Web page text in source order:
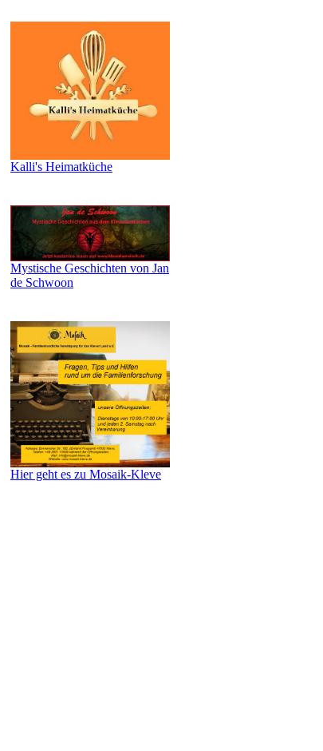
Kalli's Heimatküche
Mystische Geschichten von Jan
de Schwoon
Hier geht es zu Mosaik-Kleve